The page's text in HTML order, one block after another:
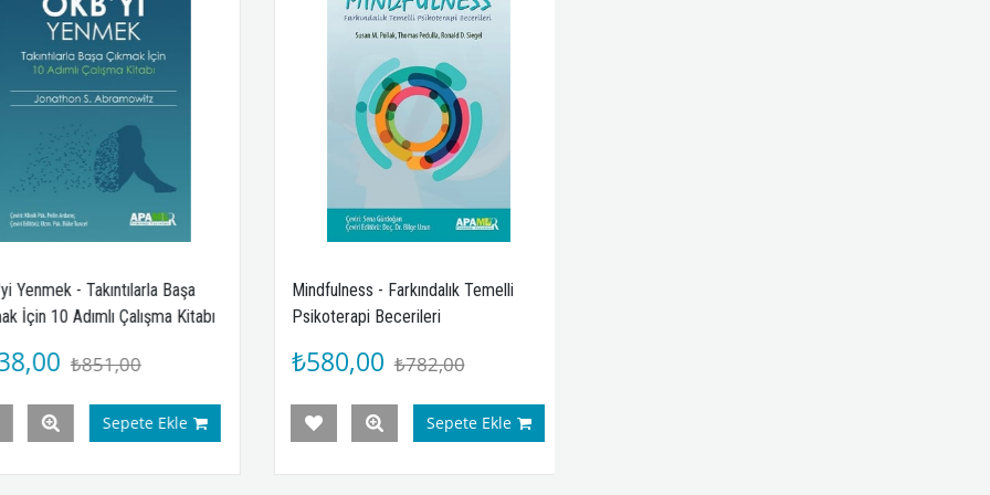
Mindfulness - Farkındalık Temelli
Psikoterapi Becerileri
₺580,00 ₺782,00
Sepete Ekle
Çocuk ve Ergenlerde OKB Tedavisi
₺638,00 ₺851,00
Sepete Ekle